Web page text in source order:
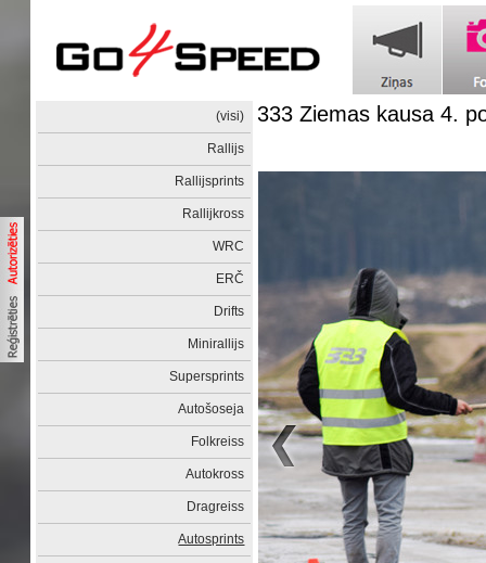
(visi)
Rallijs
Rallijsprints
Rallijkross
WRC
ERČ
Drifts
Minirallijs
Supersprints
Autošoseja
Folkreiss
Autokross
Dragreiss
Autosprints
333 Ziemas kausa 4.